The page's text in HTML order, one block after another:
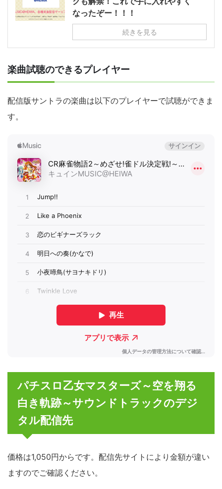
なったぞー！！！
続きを見る
楽曲試聴のできるプレイヤー
配信版サントラの楽曲は以下のプレイヤーで試聴ができま
す。
パチスロ乙女マスターズ～空を翔る
白き軌跡～サウンドトラックのデジ
タル配信先
価格は1,050円からです。配信先サイトにより金額が違い
ますのでご確認ください。